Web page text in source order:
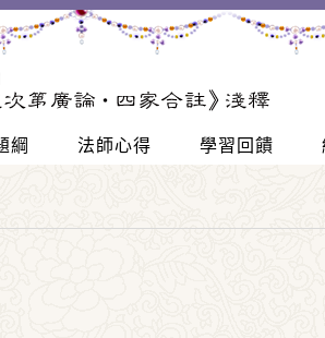
綱 法師心得 學習回饋